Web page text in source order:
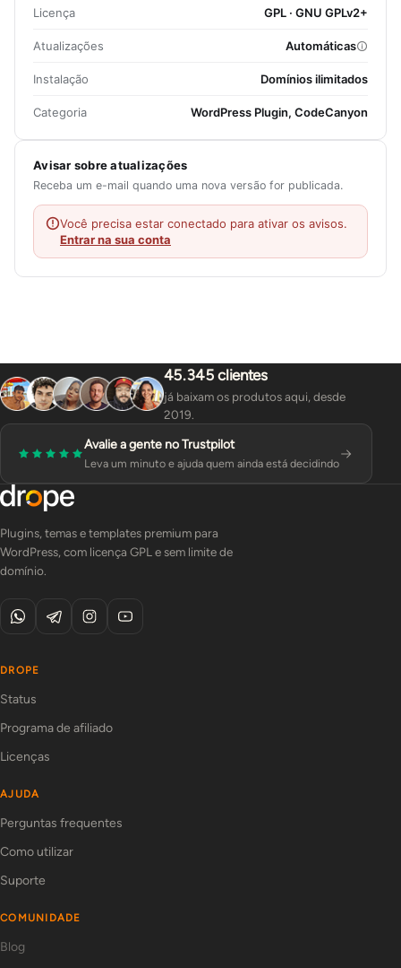
Licença GPL · GNU GPLv2+
Atualizações Automáticas
Instalação Domínios ilimitados
Categoria WordPress Plugin, CodeCanyon
Avisar sobre atualizações
Receba um e-mail quando uma nova versão for publicada.
Você precisa estar conectado para ativar os avisos.
Entrar na sua conta
45.345 clientes
já baixam os produtos aqui, desde
2019.
Avalie a gente no Trustpilot
Leva um minuto e ajuda quem ainda está decidindo
Plugins, temas e templates premium para
WordPress, com licença GPL e sem limite de
domínio.
DROPE
Status
Programa de afiliado
Licenças
AJUDA
Perguntas frequentes
Como utilizar
Suporte
COMUNIDADE
Blog